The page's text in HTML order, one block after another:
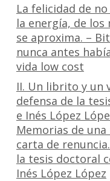
La felicidad de
la energía, de
se aproxima. –
nunca antes
vida low cost
II. Un librito y un
defensa de la
e Inés López
Memorias de
carta de
la tesis doctoral
Inés López López